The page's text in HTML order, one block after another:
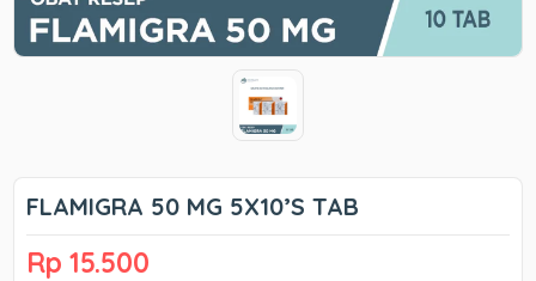
FLAMIGRA 50 MG 5X10’S TAB
Rp 15.500